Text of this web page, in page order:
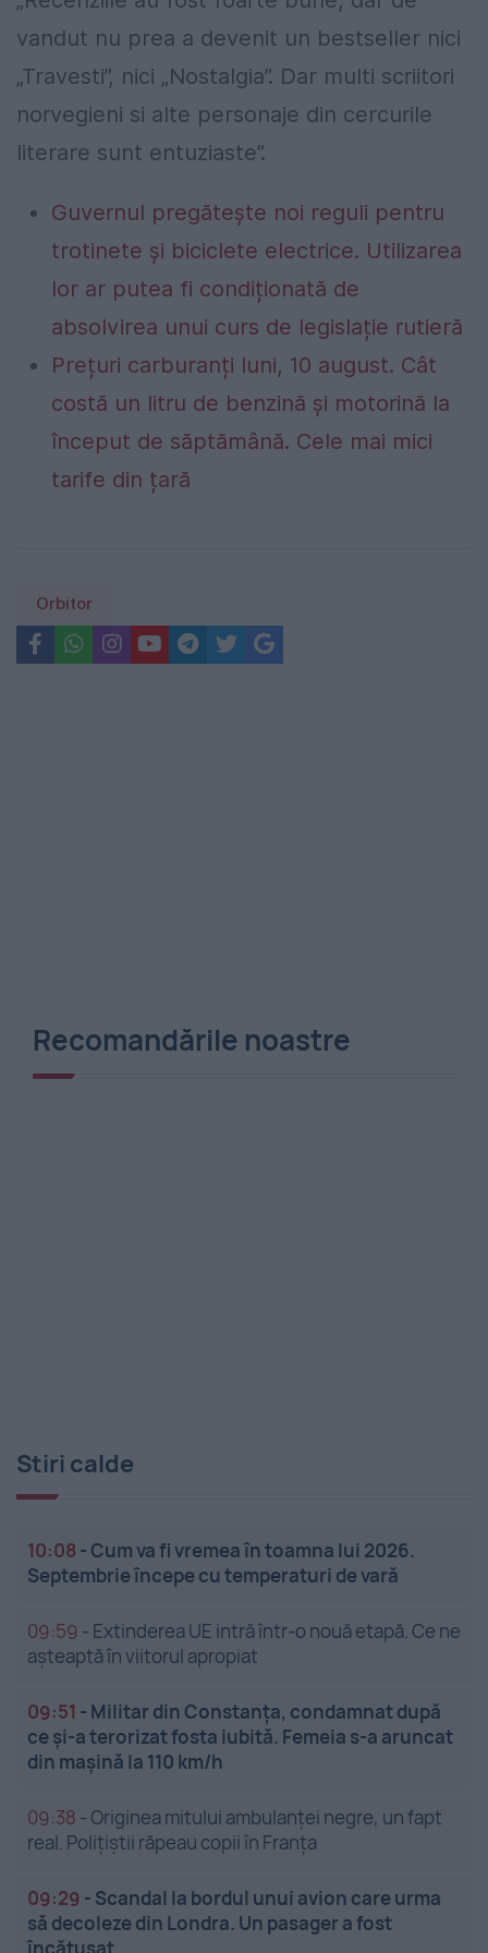
vandut nu prea a devenit un bestseller nici
„Travesti”, nici „Nostalgia”. Dar multi scriitori
norvegieni si alte personaje din cercurile
literare sunt entuziaste”.
Guvernul pregătește noi reguli pentru
trotinete și biciclete electrice. Utilizarea
lor ar putea fi condiționată de
absolvirea unui curs de legislație rutieră
Prețuri carburanți luni, 10 august. Cât
costă un litru de benzină și motorină la
început de săptămână. Cele mai mici
tarife din țară
Orbitor
Recomandările noastre
Stiri calde
10:08 -Cum va fi vremea în toamna lui 2026.
Septembrie începe cu temperaturi de vară
09:59 - Extinderea UE intră într-o nouă etapă. Ce ne
așteaptă în viitorul apropiat
09:51 - Militar din Constanța, condamnat după
ce și-a terorizat fosta iubită. Femeia s-a aruncat
din mașină la 110 km/h
09:38 -Originea mitului ambulanței negre, un fapt
real. Polițiștii răpeau copii în Franța
09:29 - Scandal la bordul unui avion care urma
să decoleze din Londra. Un pasager a fost
încătușat